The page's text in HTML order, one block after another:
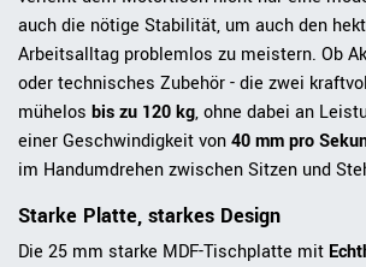
auch die nötige Stabilität, um auch den
Arbeitsalltag problemlos zu meistern. Ob
oder technisches Zubehör - die zwei
mühelos bis zu 120 kg, ohne dabei an
einer Geschwindigkeit von40 mm pro
im Handumdrehen zwischen Sitzen und
Starke Platte, starkes Design
Die 25 mm starke MDF-Tischplatte mit